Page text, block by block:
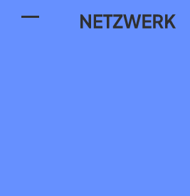
Toggle Menu